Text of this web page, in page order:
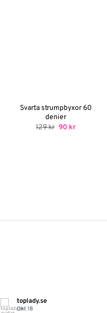
Svarta strumpbyxor 60
denier
129kr Det
90 krDet
toplady.se
Okt 18